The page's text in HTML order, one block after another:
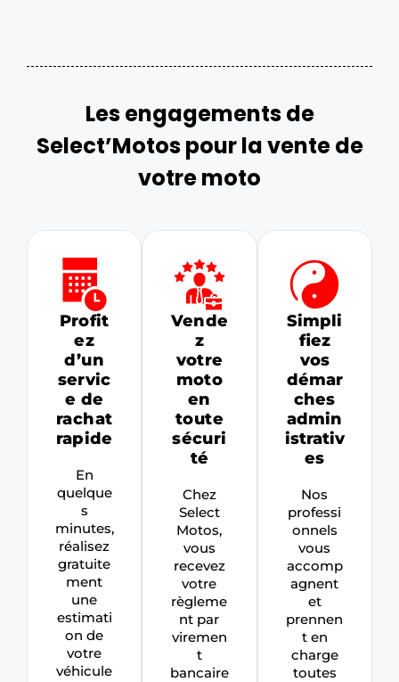
Les engagements de
Select’Motos pour la vente de
votre moto
Profit
ez
d’un
servic
e de
rachat
rapide
En
quelque
s
minutes,
réalisez
gratuite
ment
une
estimati
on de
votre
véhicule
Vende
z
votre
moto
en
toute
sécuri
té
Chez
Select
Motos,
vous
recevez
votre
règleme
nt par
viremen
t
bancaire
Simpli
fiez
vos
démar
ches
admin
istrativ
es
Nos
professi
onnels
vous
accomp
agnent
et
prennen
t en
charge
toutes